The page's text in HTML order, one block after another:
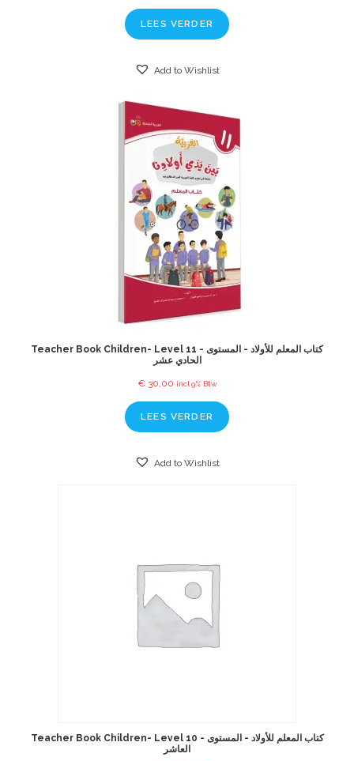
LEES VERDER
Add to Wishlist
Teacher Book Children- Level 11 - كتاب المعلم للأولاد - المستوى
الحادي عشر
€30,00 incl 9% Btw
LEES VERDER
Add to Wishlist
Teacher Book Children- Level 10 - كتاب المعلم للأولاد - المستوى
العاشر